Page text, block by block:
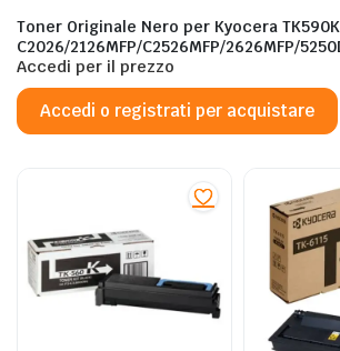
Toner Originale Nero per Kyocera
C2026/2126MFP/C2526MFP/2626MFP/
M6526CDN – 7.000 Pagine al 5%
Accedi per il prezzo
Accedi o registrati per acquistare